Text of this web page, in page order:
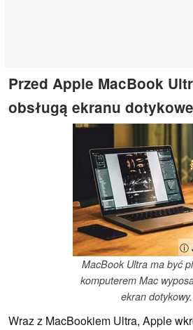
Przed Apple MacBook
obsługą ekranu
ⓘ
MacBook Ultra ma być
komputerem Mac
ekran dotykowy.
Wraz z MacBookiem Ultra, Apple